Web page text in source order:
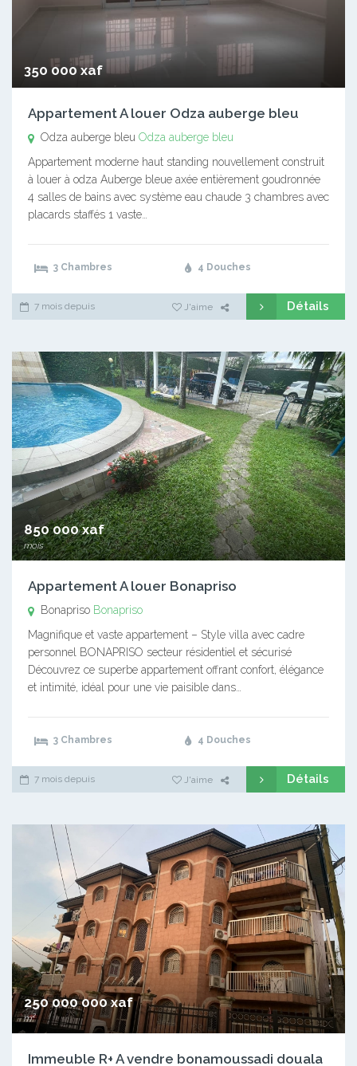
350 000 xaf
Appartement A louer Odza auberge bleu
Odza auberge bleu Odza auberge bleu
Appartement moderne haut standing nouvellement construit
à louer à odza Auberge bleue axée entièrement goudronnée
4 salles de bains avec système eau chaude 3 chambres avec
placards staffés 1 vaste…
3 Chambres 4 Douches
7 mois depuis J'aime Détails
850 000 xaf
mois
Appartement A louer Bonapriso
Bonapriso Bonapriso
Magnifique et vaste appartement – Style villa avec cadre
personnel BONAPRISO secteur résidentiel et sécurisé
Découvrez ce superbe appartement offrant confort, élégance
et intimité, idéal pour une vie paisible dans…
3 Chambres 4 Douches
7 mois depuis J'aime Détails
250 000 000 xaf
m²
Immeuble R+ A vendre bonamoussadi douala